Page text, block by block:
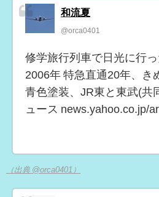
和流夏
@orca0401
修学旅行列車で日光に行
2006年 特急直通20年、
青色塗装、JR東と東武(共
ュース news.yahoo.co.jp/
（出典 @orca0401）